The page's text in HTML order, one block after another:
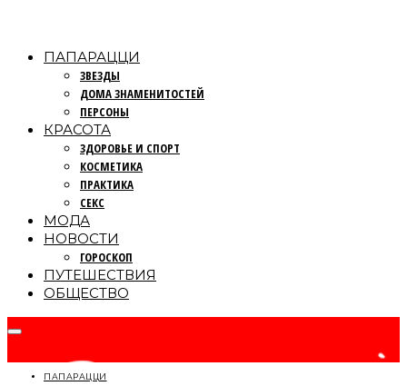
ПАПАРАЦЦИ
ЗВЕЗДЫ
ДОМА ЗНАМЕНИТОСТЕЙ
ПЕРСОНЫ
КРАСОТА
ЗДОРОВЬЕ И СПОРТ
КОСМЕТИКА
ПРАКТИКА
СЕКС
МОДА
НОВОСТИ
ГОРОСКОП
ПУТЕШЕСТВИЯ
ОБЩЕСТВО
ПАПАРАЦЦИ